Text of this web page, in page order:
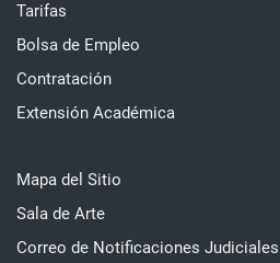
Tarifas
Bolsa de Empleo
Contratación
Extensión Académica
Mapa del Sitio
Sala de Arte
Correo de Notificaciones Judiciales